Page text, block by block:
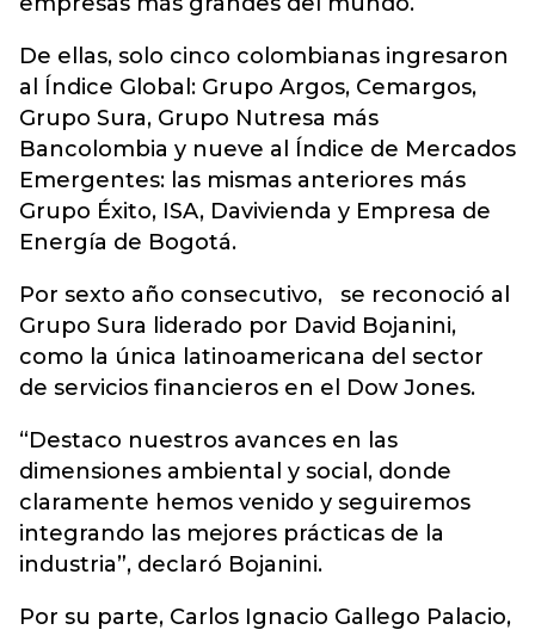
De ellas, solo cinco colombianas ingresaron
al Índice Global: Grupo Argos, Cemargos,
Grupo Sura, Grupo Nutresa más
Bancolombia y nueve al Índice de Mercados
Emergentes: las mismas anteriores más
Grupo Éxito, ISA, Davivienda y Empresa de
Energía de Bogotá.
Por sexto año consecutivo, se reconoció al
Grupo Sura liderado por David Bojanini,
como la única latinoamericana del sector
de servicios financieros en el Dow Jones.
“Destaco nuestros avances en las
dimensiones ambiental y social, donde
claramente hemos venido y seguiremos
integrando las mejores prácticas de la
industria”, declaró Bojanini.
Por su parte, Carlos Ignacio Gallego Palacio,